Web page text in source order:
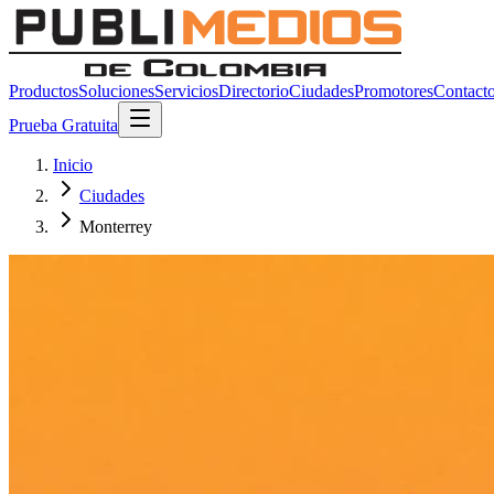
ProductosSolucionesServiciosDirectorioCiudadesPromotores
Prueba Gratuita
Inicio
Ciudades
Monterrey